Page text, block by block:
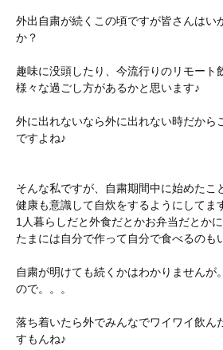
外出自粛が続くこの頃ですが皆さんはい
か？
趣味に没頭したり、今流行りのリモート
様々な過ごし方があるかと思います♪
外に出れないなら外に出れない時だから
ですよね♪
そんな私ですが、自粛期間中に始めたこ
健康も意識して自炊をするようにしてま
1人暮らしだと外食だとかお弁当だとかに
たまには自分で作って自分で食べるのも
自粛が明けても続くかはわかりませんが
ので。。。
落ち着いたら外でみんなでワイワイ飲ん
すもんね♪